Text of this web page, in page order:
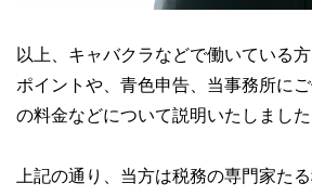
以上、キャバクラなどで働いている
ポイントや、青色申告、当事務所に
の料金などについて説明いたしました
上記の通り、当方は税務の専門家た